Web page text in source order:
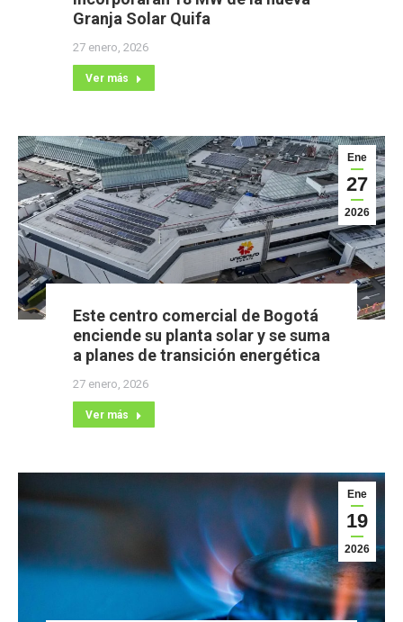
Granja Solar Quifa
27 enero, 2026
Ver más
Ene
27
2026
Este centro comercial de Bogotá
enciende su planta solar y se suma
a planes de transición energética
27 enero, 2026
Ver más
Ene
19
2026